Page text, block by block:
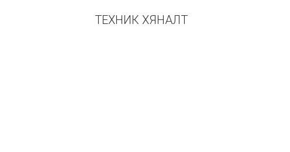
ТЕХНИК ХЯНАЛТ